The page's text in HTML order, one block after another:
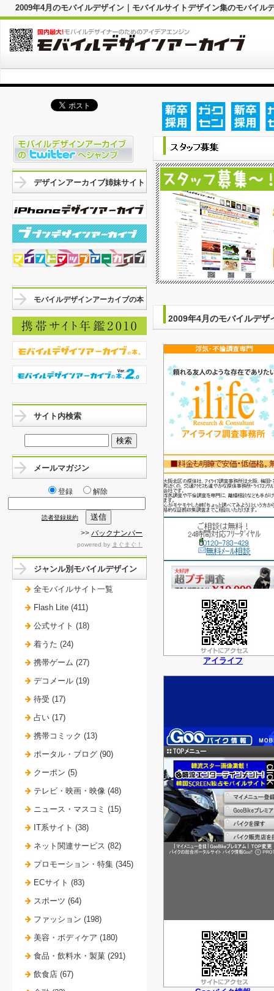
2009年4月のモバイルデザイン｜モバイルサイトデザイン集のモバイ
2009年4月のモバイルデザ
アイライフ
デザインアーカイブ姉妹サイト
モバイルデザインアーカイブの本
サイト内検索
メールマガジン
登録 解除
読者登録規約
>> バックナンバー
powered by まぐまぐ！
ジャンル別モバイルデザイン
全モバイルサイト一覧
Flash Lite (411)
公式サイト (18)
着うた (24)
携帯ゲーム (27)
デコメール (19)
待受 (17)
占い (17)
携帯コミック (13)
ポータル・ブログ (90)
クーポン (5)
テレビ・映画・映像 (48)
ニュース・マスコミ (15)
IT系サイト (38)
ネット関連サービス (82)
プロモーション・特集 (345)
ECサイト (83)
スポーツ (64)
ファッション (198)
美容・ボディケア (180)
食品・飲料水・製菓 (291)
飲食店 (67)